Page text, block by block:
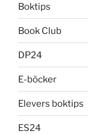
Boktips
Book Club
DP24
E-böcker
Elevers boktips
ES24